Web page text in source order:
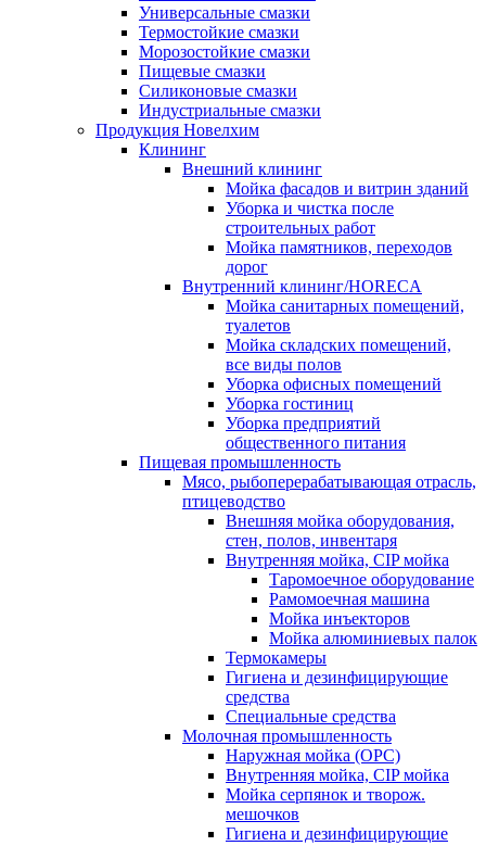
Универсальные смазки
Термостойкие смазки
Морозостойкие смазки
Пищевые смазки
Силиконовые смазки
Индустриальные смазки
Продукция Новелхим
Клининг
Внешний клининг
Мойка фасадов и витрин зданий
Уборка и чистка после
строительных работ
Мойка памятников, переходов
дорог
Внутренний клининг/HORECA
Мойка санитарных помещений,
туалетов
Мойка складских помещений,
все виды полов
Уборка офисных помещений
Уборка гостиниц
Уборка предприятий
общественного питания
Пищевая промышленность
Мясо, рыбоперерабатывающая отрасль,
птицеводство
Внешняя мойка оборудования,
стен, полов, инвентаря
Внутренняя мойка, CIP мойка
Таромоечное оборудование
Рамомоечная машина
Мойка инъекторов
Мойка алюминиевых палок
Термокамеры
Гигиена и дезинфицирующие
средства
Специальные средства
Молочная промышленность
Наружная мойка (ОРС)
Внутренняя мойка, CIP мойка
Мойка серпянок и творож.
мешочков
Гигиена и дезинфицирующие